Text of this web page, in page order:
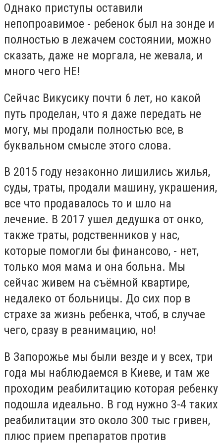
Однако приступы оставили
непопроавимое - ребенок был на зонде и
полностью в лежачем состоянии, можно
сказать, даже не моргала, не жевала, и
много чего НЕ!
Сейчас Викусику почти 6 лет, но какой
путь проделан, что я даже передать не
могу, мы продали полностью все, в
буквальном смысле этого слова.
В 2015 году незаконно лишились жилья,
суды, траты, продали машину, украшения,
все что продавалось то и шло на
лечение. В 2017 ушел дедушка от онко,
также траты, родственников у нас,
которые помогли бы финансово, - нет,
только моя мама и она больна. Мы
сейчас живем на съёмной квартире,
недалеко от больницы. До сих пор в
страхе за жизнь ребенка, чтоб, в случае
чего, сразу в реанимацию, но!
В Запорожье мы были везде и у всех, три
года мы наблюдаемся в Киеве, и там же
проходим реабилитацию которая ребенку
подошла идеально. В год нужно 3-4 таких
реабилитации это около 300 тыс гривен,
плюс прием препаратов против